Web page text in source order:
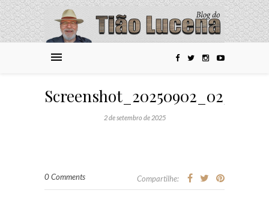
2 de setembro de 2025
0 Comments Compartilhe: